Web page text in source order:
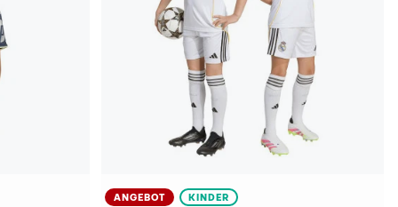
ANGEBOT KINDER